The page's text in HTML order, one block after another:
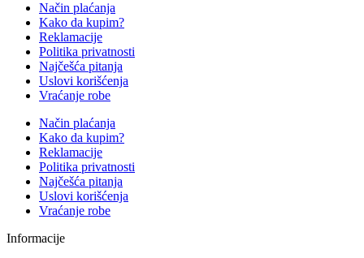
Način plaćanja
Kako da kupim?
Reklamacije
Politika privatnosti
Najčešća pitanja
Uslovi korišćenja
Vraćanje robe
Način plaćanja
Kako da kupim?
Reklamacije
Politika privatnosti
Najčešća pitanja
Uslovi korišćenja
Vraćanje robe
Informacije